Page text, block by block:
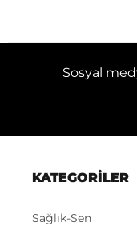
Sosyal
KATEGORİLER
Sağlık-Sen